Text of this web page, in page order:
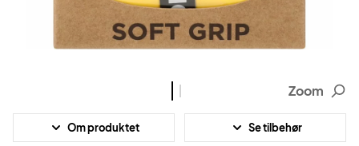
Zoom
Om produktet Se tilbehør